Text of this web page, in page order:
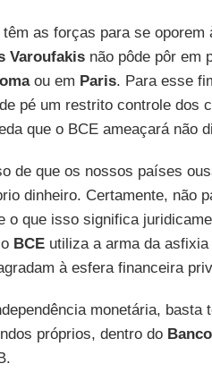
as forças para se oporem
Varoufakisnão pôde pôr em
ou em Paris. Para esse
pé um restrito controle dos
que o BCE ameaçará não
de que os nossos países
dinheiro. Certamente, não
o que isso significa
BCEutiliza a arma da asfixia
à esfera financeira
monetária, basta
próprios, dentro do